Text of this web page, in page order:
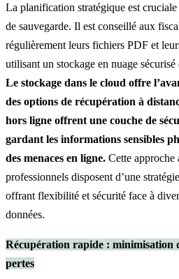
La planification stratégique est
de sauvegarde. Il est conseillé aux
régulièrement leurs fichiers PDF et
utilisant un stockage en nuage
Le stockage dans le cloud offre
des options de récupération à
hors ligne offrent une couche de
gardant les informations sensibles
des menaces en ligne. Cette approche
professionnels disposent d’une
offrant flexibilité et sécurité face à
données.
Récupération rapide : minimisation
pertes